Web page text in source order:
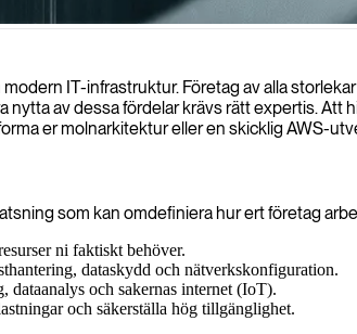
och optimera din molninfrastruktur för maximal
IT-infrastruktur. Företag av alla
av dessa fördelar krävs rätt expertis.
er molnarkitektur eller en skicklig AWS-
som kan omdefiniera hur ert företag
ni faktiskt behöver.
dataskydd och nätverkskonfiguration.
dataanalys och sakernas internet (IoT).
och säkerställa hög tillgänglighet.